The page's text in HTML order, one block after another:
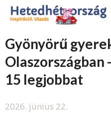
Gyönyörű
Olaszországban
15 legjobbat
2026. június 22.